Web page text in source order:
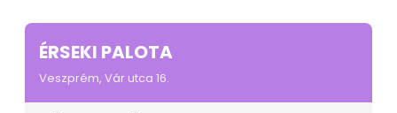
ÉRSEKI PALOTA
Veszprém, Vár utca 16.